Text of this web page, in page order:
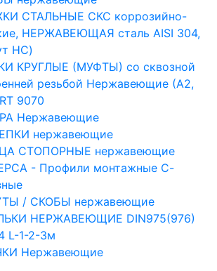
СТАЛЬНЫЕ СКС коррозийно-
НЕРЖАВЕЮЩАЯ сталь AISI 304,
НС)
КРУГЛЫЕ (МУФТЫ) со сквозной
резьбой Нержавеющие (А2,
9070
Нержавеющие
нержавеющие
СТОПОРНЫЕ нержавеющие
- Профили монтажные С-
/ СКОБЫ нержавеющие
НЕРЖАВЕЮЩИЕ DIN975(976)
L-1-2-3м
Нержавеющие